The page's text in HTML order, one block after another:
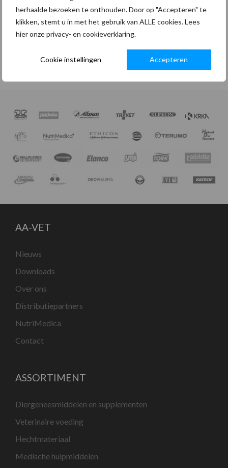
herhaalde bezoeken te onthouden. Door op "Accepteren" te
klikken, stemt u in met het gebruik van ALLE cookies. Lees
hier onze privacy- en cookieverklaring.
Cookie instellingen Accepteren
tot je account te beheren en voor andere doeleinden
zoals omschreven in onzeprivacybeleid.
AA-VET
Nieuws
Downloads
Over ons
Distributiepartners
NutriMedica
Contact
ASSORTIMENT
Diergeneesmiddelen en supplementen
Veterinaire voeding
Hechtmateriaal
Medische hulpmiddelen